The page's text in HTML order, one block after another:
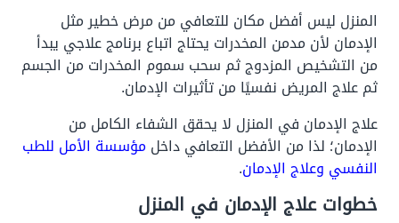
المنزل ليس أفضل مكان للتعافي من مرض خطير مثل
الإدمان لأن مدمن المخدرات يحتاج اتباع برنامج علاجي يبدأ
من التشخيص المزدوج ثم سحب سموم المخدرات من الجسم
ثم علاج المريض نفسيًا من تأثيرات الإدمان.
علاج الإدمان في المنزل لا يحقق الشفاء الكامل من
الإدمان؛ لذا من الأفضل التعافي داخلمؤسسة الأمل للطب
النفسي وعلاج الإدمان.
خطوات علاج الإدمان في المنزل